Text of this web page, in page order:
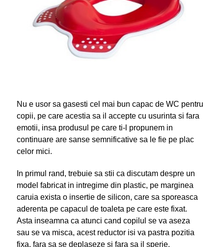
Nu e usor sa gasesti cel mai bun capac de WC pentru
copii, pe care acestia sa il accepte cu usurinta si fara
emotii, insa produsul pe care ti-l propunem in
continuare are sanse semnificative sa le fie pe plac
celor mici.
In primul rand, trebuie sa stii ca discutam despre un
model fabricat in intregime din plastic, pe marginea
caruia exista o insertie de silicon, care sa sporeasca
aderenta pe capacul de toaleta pe care este fixat.
Asta inseamna ca atunci cand copilul se va aseza
sau se va misca, acest reductor isi va pastra pozitia
fixa, fara sa se deplaseze si fara sa il sperie.